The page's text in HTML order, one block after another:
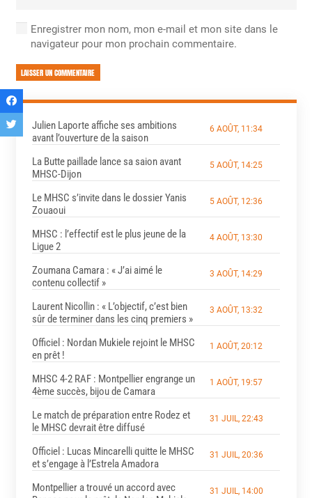
Enregistrer mon nom, mon e-mail et mon site dans le
navigateur pour mon prochain commentaire.
LAISSER UN COMMENTAIRE
Julien Laporte affiche ses ambitions
avant l’ouverture de la saison
6 AOÛT, 11:34
La Butte paillade lance sa saion avant
MHSC-Dijon
5 AOÛT, 14:25
Le MHSC s’invite dans le dossier Yanis
Zouaoui
5 AOÛT, 12:36
MHSC : l’effectif est le plus jeune de la
Ligue 2
4 AOÛT, 13:30
Zoumana Camara : « J’ai aimé le
contenu collectif »
3 AOÛT, 14:29
Laurent Nicollin : « L’objectif, c’est bien
sûr de terminer dans les cinq premiers »
3 AOÛT, 13:32
Officiel : Nordan Mukiele rejoint le MHSC
en prêt !
1 AOÛT, 20:12
MHSC 4-2 RAF : Montpellier engrange un
4ème succès, bijou de Camara
1 AOÛT, 19:57
Le match de préparation entre Rodez et
le MHSC devrait être diffusé
31 JUIL, 22:43
Officiel : Lucas Mincarelli quitte le MHSC
et s’engage à l’Estrela Amadora
31 JUIL, 20:36
Montpellier a trouvé un accord avec
31 JUIL, 14:00